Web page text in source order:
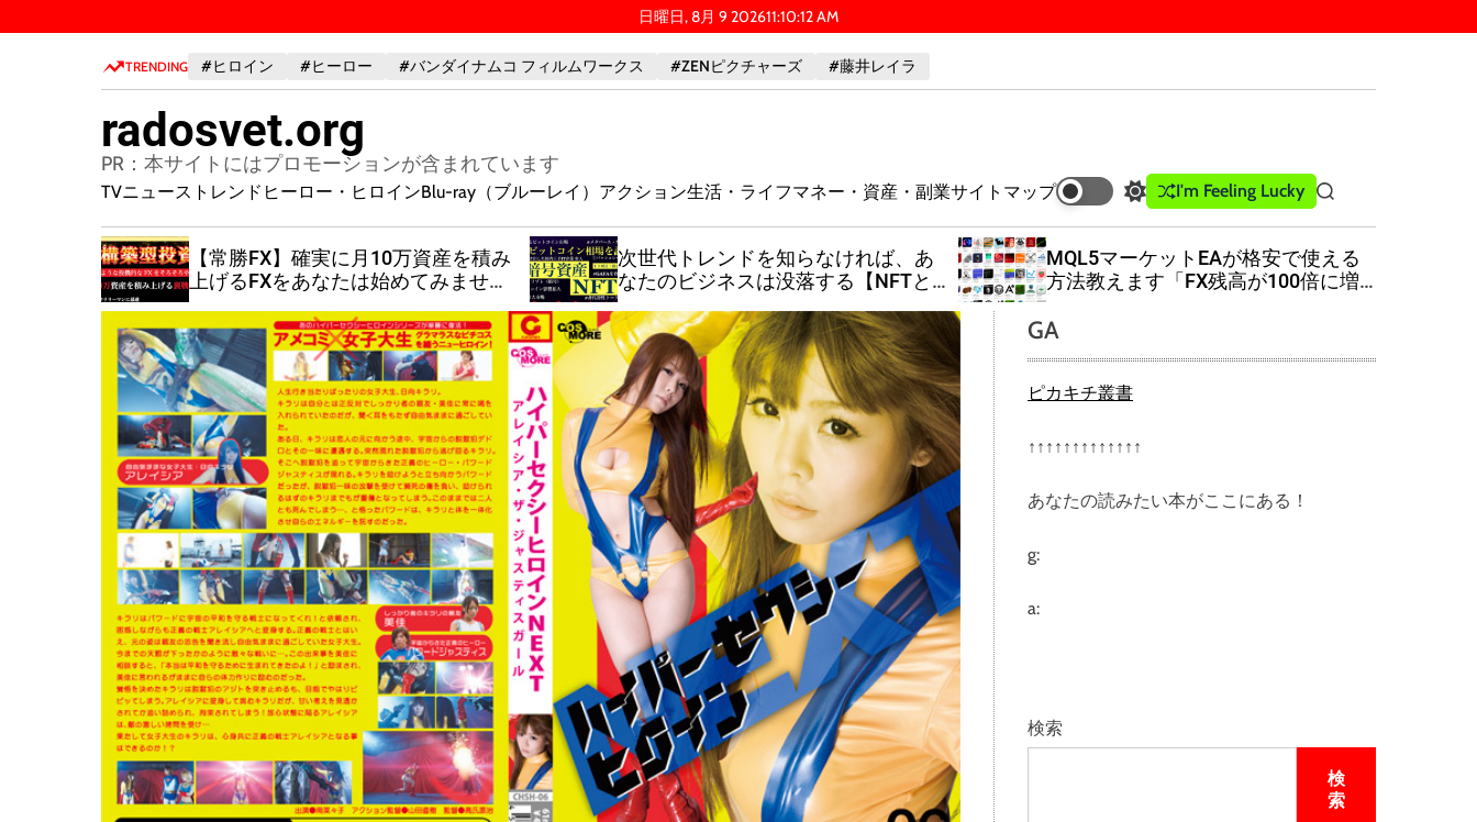
k
日曜日, 8月 9 202611:10:14AM
TRENDING #ヒロイン #ヒーロー #バンダイナムコ フィルムワークス #ZENピクチャーズ #藤井レイラ
radosvet.org
PR：本サイトにはプロモーションが含まれています
TVニューストレンド ヒーロー・ヒロインBlu-ray（ブルーレイ） アクション生活・ライフマネー・資産・副業サイトマップ
S
w
t
c
o
o
m
e
I'm Feeling Lucky
S
e
r
c
【常勝FX】確実に月10万資産を積み
上げるFXをあなたは始めてみません
次世代トレンドを知らなければ、あ
なたのビジネスは没落する【NFTと
【ビットコイン相場を読み稼ぐ裏
技】「金融・経済が変革する時、必
ずそこに大きな富が生まれます」
MQL5マーケットEAが格安で使える
方法教えます「FX残高が100倍に増
GA
ピカキチ叢書
↑↑↑↑↑↑↑↑↑↑↑↑↑
あなたの読みたい本がここにある！
g:
a:
検索
検
索